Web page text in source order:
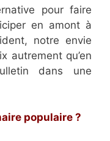
pour faire
en amont à
notre envie
autrement qu’en
dans une
populaire ?